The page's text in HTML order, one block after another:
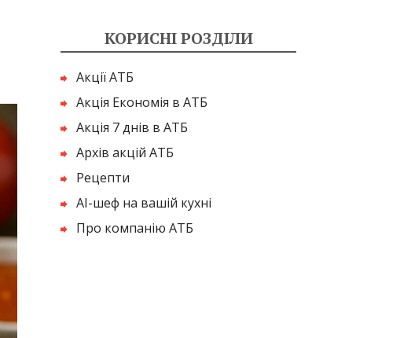
КОРИСНІ РОЗДІЛИ
Акції АТБ
Акція Економія в АТБ
Акція 7 днів в АТБ
Архів акцій АТБ
Рецепти
AI-шеф на вашій кухні
Про компанію АТБ